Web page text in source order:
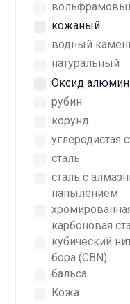
кожаный
водный
натуральный
Оксид
рубин
корунд
углеродистая
сталь
сталь с
напылением
карбоновая
кубический
бора (CBN)
бальса
Кожа